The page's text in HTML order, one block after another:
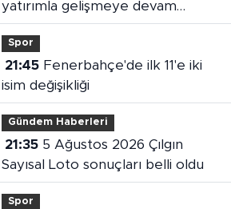
yatırımla gelişmeye devam
ediyor
Spor
21:45Fenerbahçe'de ilk 11'e iki
isim değişikliği
Gündem Haberleri
21:355 Ağustos 2026 Çılgın
Sayısal Loto sonuçları belli oldu
Spor